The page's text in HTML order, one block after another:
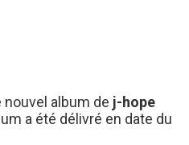
album de j-hope
a été délivré en date du